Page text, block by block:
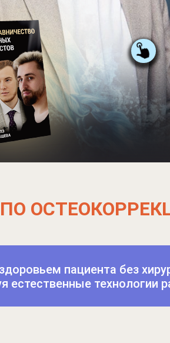
пациента без
естественные технологии